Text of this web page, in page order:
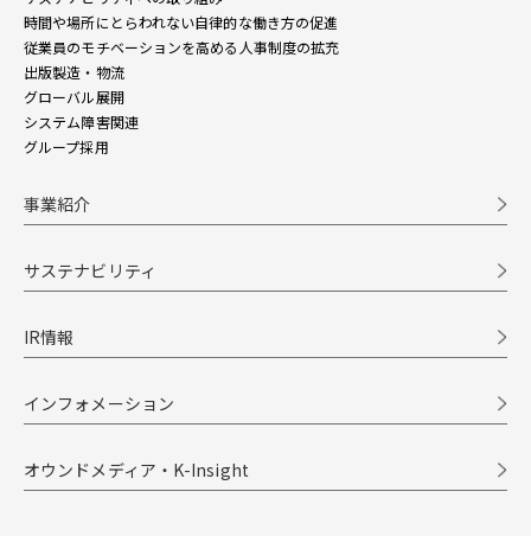
時間や場所にとらわれない自律的な働き方の促進
従業員のモチベーションを高める人事制度の拡充
出版製造・物流
グローバル展開
システム障害関連
グループ採用
事業紹介
サステナビリティ
IR情報
インフォメーション
オウンドメディア・K-Insight